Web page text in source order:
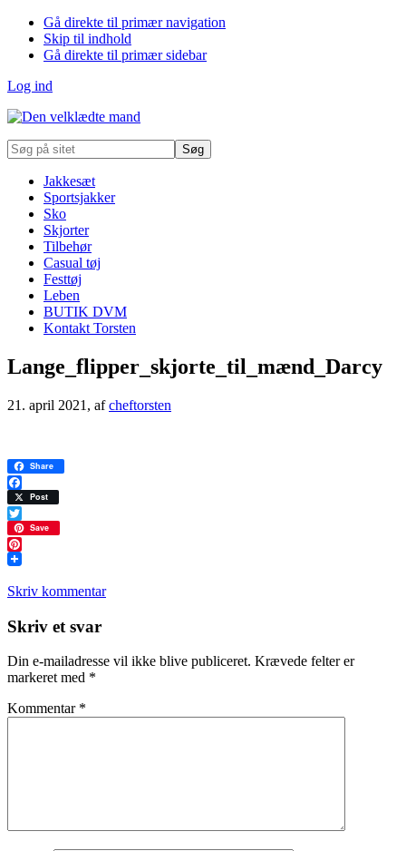
Gå direkte til primær navigation
Skip til indhold
Gå direkte til primær sidebar
Log ind
Søg
på
Jakkesæt
Sportsjakker
Sko
Skjorter
Tilbehør
Casual tøj
Festtøj
Leben
BUTIK DVM
Kontakt Torsten
Lange_flipper_skjorte_til_mænd_Darcy
21. april 2021 , afcheftorsten
Share
Facebook
Post
Twitter
Save
Pinterest
Skriv kommentar
Læserinteraktioner
Skriv et svar
Din e-mailadresse vil ikke blive publiceret. Krævede felter er
markeret med *
Kommentar *